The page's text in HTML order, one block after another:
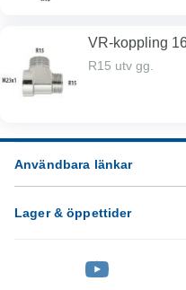
VR-koppling
R15 utv gg.
Användbara länkar
Lager & öppettider